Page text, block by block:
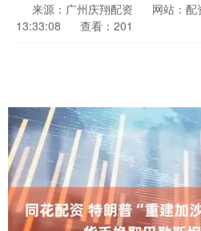
来源：广州庆翔配资 网站：配
13:33:08
查看：201